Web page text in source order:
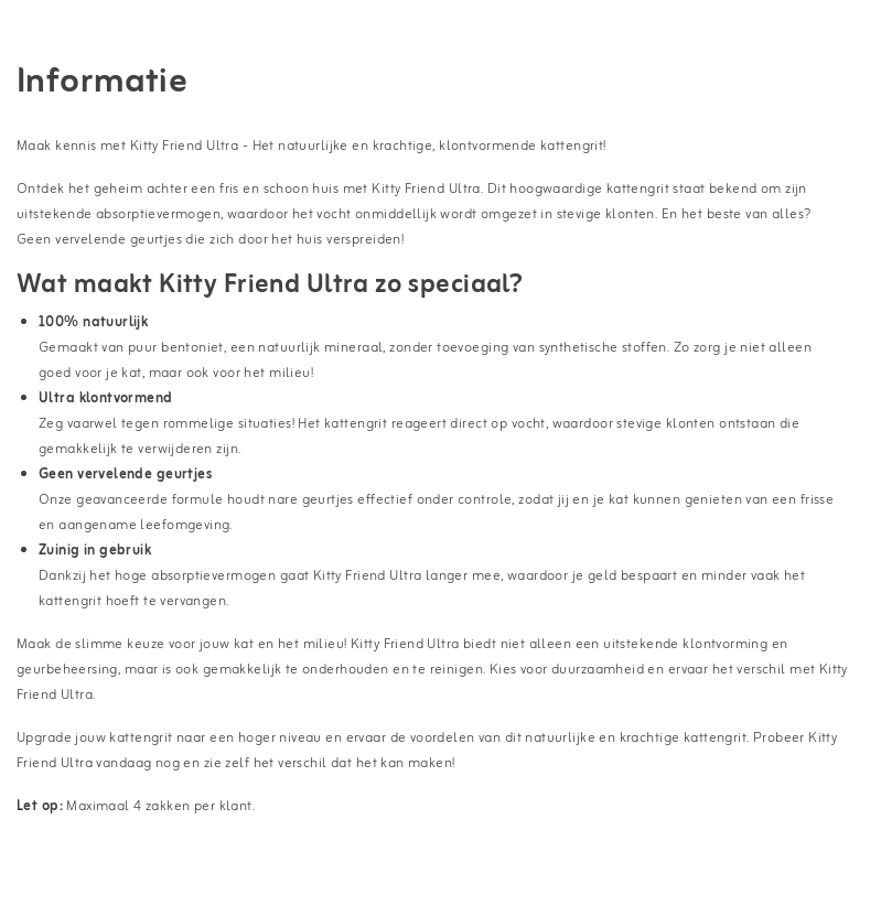
Informatie
Maak kennis met Kitty Friend Ultra - Het natuurlijke en krachtige, klontvormende kattengrit!
Ontdek het geheim achter een fris en schoon huis met Kitty Friend Ultra. Dit hoogwaardige kattengrit staat bekend om zijn
uitstekende absorptievermogen, waardoor het vocht onmiddellijk wordt omgezet in stevige klonten. En het beste van alles?
Geen vervelende geurtjes die zich door het huis verspreiden!
Wat maakt Kitty Friend Ultra zo speciaal?
100% natuurlijk
Gemaakt van puur bentoniet, een natuurlijk mineraal, zonder toevoeging van synthetische stoffen. Zo zorg je niet alleen
goed voor je kat, maar ook voor het milieu!
Ultra klontvormend
Zeg vaarwel tegen rommelige situaties! Het kattengrit reageert direct op vocht, waardoor stevige klonten ontstaan die
gemakkelijk te verwijderen zijn.
Geen vervelende geurtjes
Onze geavanceerde formule houdt nare geurtjes effectief onder controle, zodat jij en je kat kunnen genieten van een frisse
en aangename leefomgeving.
Zuinig in gebruik
Dankzij het hoge absorptievermogen gaat Kitty Friend Ultra langer mee, waardoor je geld bespaart en minder vaak het
kattengrit hoeft te vervangen.
Maak de slimme keuze voor jouw kat en het milieu! Kitty Friend Ultra biedt niet alleen een uitstekende klontvorming en
geurbeheersing, maar is ook gemakkelijk te onderhouden en te reinigen. Kies voor duurzaamheid en ervaar het verschil met Kitty
Friend Ultra.
Upgrade jouw kattengrit naar een hoger niveau en ervaar de voordelen van dit natuurlijke en krachtige kattengrit. Probeer Kitty
Friend Ultra vandaag nog en zie zelf het verschil dat het kan maken!
Let op:Maximaal 4 zakken per klant.